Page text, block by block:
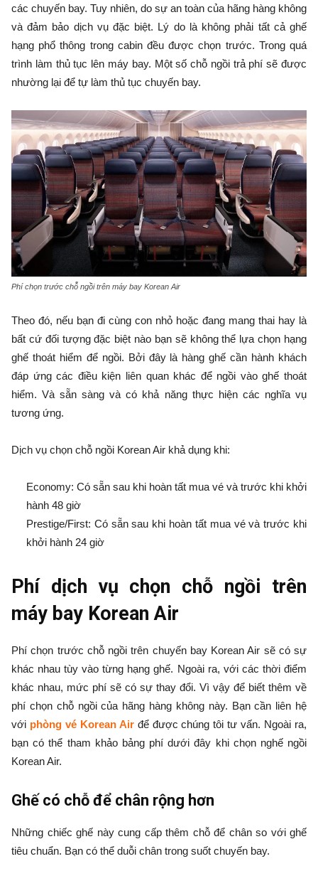
các chuyến bay. Tuy nhiên, do sự an toàn của hãng hàng không
và đảm bảo dịch vụ đặc biệt. Lý do là không phải tất cả ghế
hạng phổ thông trong cabin đều được chọn trước. Trong quá
trình làm thủ tục lên máy bay. Một số chỗ ngồi trả phí sẽ được
nhường lại để tự làm thủ tục chuyến bay.
Phí chọn trước chỗ ngồi trên máy bay Korean Air
Theo đó, nếu bạn đi cùng con nhỏ hoặc đang mang thai hay là
bất cứ đối tượng đặc biệt nào bạn sẽ không thể lựa chọn hạng
ghế thoát hiểm để ngồi. Bởi đây là hàng ghế cần hành khách
đáp ứng các điều kiện liên quan khác để ngồi vào ghế thoát
hiểm. Và sẵn sàng và có khả năng thực hiện các nghĩa vụ
tương ứng.
Dịch vụ chọn chỗ ngồi Korean Air khả dụng khi:
Economy: Có sẵn sau khi hoàn tất mua vé và trước khi khởi
hành 48 giờ
Prestige/First: Có sẵn sau khi hoàn tất mua vé và trước khi
khởi hành 24 giờ
Phí dịch vụ chọn chỗ ngồi trên
máy bay Korean Air
Phí chọn trước chỗ ngồi trên chuyến bay Korean Air sẽ có sự
khác nhau tùy vào từng hạng ghế. Ngoài ra, với các thời điểm
khác nhau, mức phí sẽ có sự thay đổi. Vì vậy để biết thêm về
phí chọn chỗ ngồi của hãng hàng không này. Bạn cần liên hệ
với phòng vé Korean Airđể được chúng tôi tư vấn. Ngoài ra,
bạn có thể tham khảo bảng phí dưới đây khi chọn nghế ngồi
Korean Air.
Ghế có chỗ để chân rộng hơn
Những chiếc ghế này cung cấp thêm chỗ để chân so với ghế
tiêu chuẩn. Bạn có thể duỗi chân trong suốt chuyến bay.